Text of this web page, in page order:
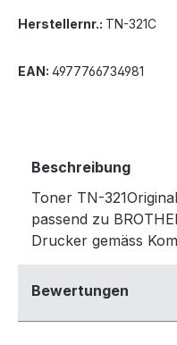
Herstellernr.: TN-321C
EAN: 4977766734981
Beschreibung
Toner TN-
passend zu
Drucker gemäss
Bewertungen